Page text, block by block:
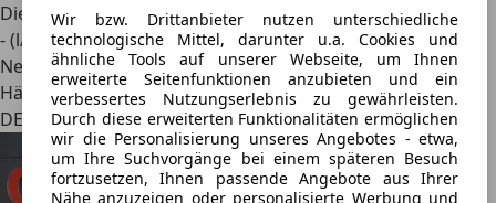
Wir bzw. Drittanbieter nutzen unterschiedliche
technologische Mittel, darunter u.a. Cookies und
ähnliche Tools auf unserer Webseite, um Ihnen
erweiterte Seitenfunktionen anzubieten und ein
verbessertes Nutzungserlebnis zu gewährleisten.
Durch diese erweiterten Funktionalitäten ermöglichen
wir die Personalisierung unseres Angebotes - etwa,
um Ihre Suchvorgänge bei einem späteren Besuch
fortzusetzen, Ihnen passende Angebote aus Ihrer
Nähe anzuzeigen oder personalisierte Werbung und
Diesel
- (l/100 km)
Neu
Händler
DE 26203